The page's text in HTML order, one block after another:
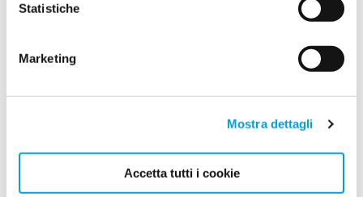
Statistiche
Marketing
Mostra dettagli
Accetta tutti i cookie
La stagione incendi 2025 si conferma drammatica per la